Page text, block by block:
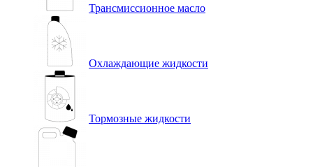
Трансмиссионное масло
Охлаждающие жидкости
Тормозные жидкости